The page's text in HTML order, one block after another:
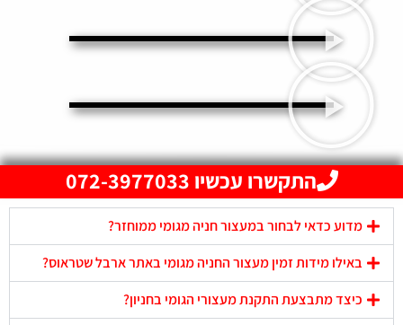
התקשרו עכשיו 072-3977033
מדוע כדאי לבחור במעצור חניה מגומי ממוחזר?
באילו מידות זמין מעצור החניה מגומי באתר ארבל שטראוס?
כיצד מתבצעת התקנת מעצורי הגומי בחניון?